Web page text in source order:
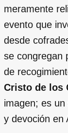
meramente
evento que
desde
se congregan
de
Cristo de los
imagen; es
y devoción en